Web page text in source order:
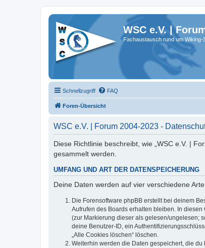
WSC e.V. |
Fachaustausch rund um Wiking-
Schnellzugriff FAQ
Foren-Übersicht
WSC e.V. | Forum 2004-2023 -
Diese Richtlinie beschreibt, wie „WSC e.V. |
gesammelt werden.
UMFANG UND ART DER DATENSPEICHERUNG
Deine Daten werden auf vier verschiedene
Die Forensoftware phpBB erstellt bei deinem
Aufrufen des Boards erhalten bleiben. In
(zur Markierung dieser als gelesen/ungelesen;
deine Benutzer-ID, ein
„Alle Cookies löschen“ löschen.
Weiterhin werden die Daten gespeichert, die